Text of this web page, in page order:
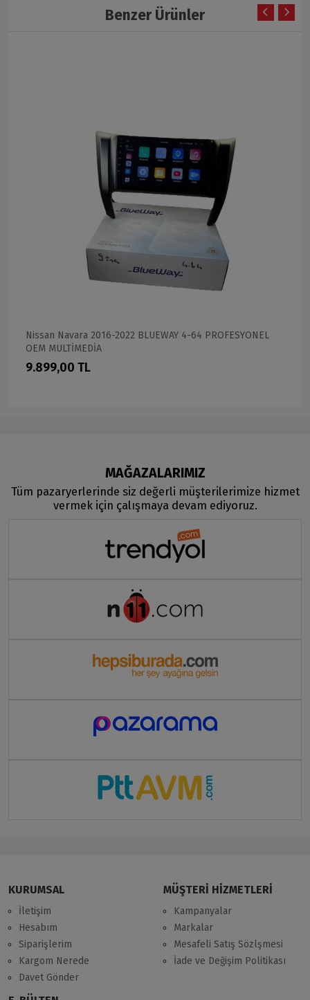
Benzer Ürünler
Nissan Navara 2016-2022 BLUEWAY 4-64 PROFESYONEL
OEM MULTİMEDİA
9.899,00 TL
MAĞAZALARIMIZ
Tüm pazaryerlerinde siz değerli müşterilerimize hizmet
vermek için çalışmaya devam ediyoruz.
KURUMSAL
İletişim
Hesabım
Siparişlerim
Kargom Nerede
Davet Gönder
MÜŞTERİ HİZMETLERİ
Kampanyalar
Markalar
Mesafeli Satış Sözlşmesi
İade ve Değişim Politikası